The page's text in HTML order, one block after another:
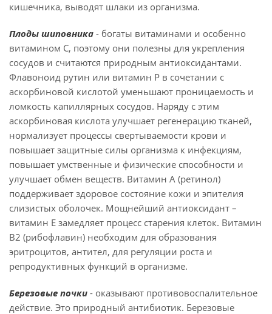
кишечника, выводят шлаки из организма.
Плоды шиповника - богаты витаминами и особенно
витамином C, поэтому они полезны для укрепления
сосудов и считаются природным антиоксидантами.
Флавоноид рутин или витамин Р в сочетании с
аскорбиновой кислотой уменьшают проницаемость и
ломкость капиллярных сосудов. Наряду с этим
аскорбиновая кислота улучшает регенерацию тканей,
нормализует процессы свертываемости крови и
повышает защитные силы организма к инфекциям,
повышает умственные и физические способности и
улучшает обмен веществ. Витамин А (ретинол)
поддерживает здоровое состояние кожи и эпителия
слизистых оболочек. Мощнейший антиоксидант –
витамин Е замедляет процесс старения клеток. Витамин
В2 (рибофлавин) необходим для образования
эритроцитов, антител, для регуляции роста и
репродуктивных функций в организме.
Березовые почки - оказывают противовоспалительное
действие. Это природный антибиотик. Березовые